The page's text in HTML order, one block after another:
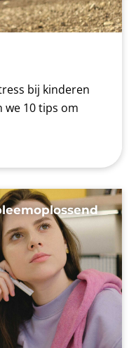
bij kinderen
we 10 tips om